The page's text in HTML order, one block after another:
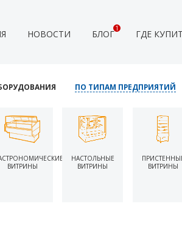
НОВОСТИ БЛОГ1 ГДЕ
ПО ТИПАМ ПРЕДПРИЯТИЙ
ВИТРИНЫ
НАСТОЛЬНЫЕ
ВИТРИНЫ
ВИТРИНЫ